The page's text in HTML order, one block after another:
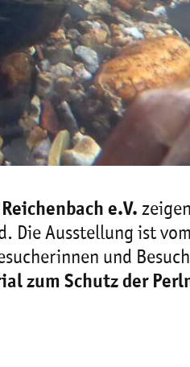
e.V.
Die Ausstellung ist vom
und
zum Schutz der